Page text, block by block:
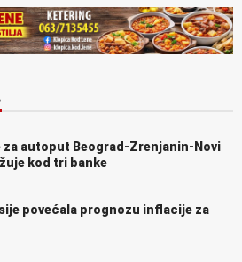
za autoput Beograd-Zrenjanin-Novi
kod tri banke
povećala prognozu inflacije za